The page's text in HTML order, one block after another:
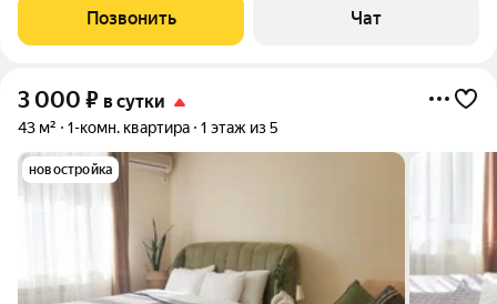
ряды,театры,музеи,продуктовые
магазины,бары,рестораны.Дом находятся внутри квартала,
Позвонить Чат
3 000 ₽ в сутки
43 м² 1-комн. квартира 1 этаж из 5
новостройка